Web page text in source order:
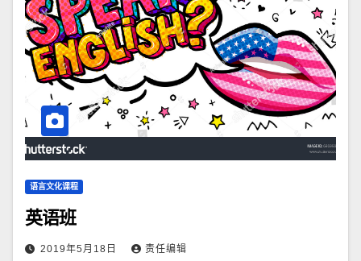
语言文化课程
英语班
2019年5月18日 责任编辑